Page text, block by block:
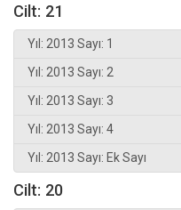
Cilt: 21
Yıl: 2013 Sayı: 1
Yıl: 2013 Sayı: 2
Yıl: 2013 Sayı: 3
Yıl: 2013 Sayı: 4
Yıl: 2013 Sayı: Ek Sayı
Cilt: 20